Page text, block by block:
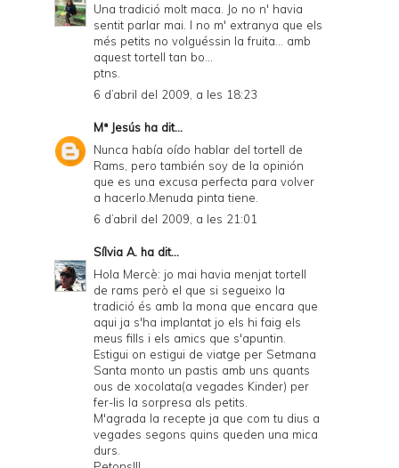
Una tradició molt maca. Jo no n' havia
sentit parlar mai. I no m' extranya que els
més petits no volguéssin la fruita... amb
aquest tortell tan bo...
ptns.
6 d’abril del 2009, a les 18:23
Mª Jesús ha dit...
Nunca había oído hablar del tortell de
Rams, pero también soy de la opinión
que es una excusa perfecta para volver
a hacerlo.Menuda pinta tiene.
6 d’abril del 2009, a les 21:01
Sílvia A. ha dit...
Hola Mercè: jo mai havia menjat tortell
de rams però el que si segueixo la
tradició és amb la mona que encara que
aqui ja s'ha implantat jo els hi faig els
meus fills i els amics que s'apuntin.
Estigui on estigui de viatge per Setmana
Santa monto un pastis amb uns quants
ous de xocolata(a vegades Kinder) per
fer-lis la sorpresa als petits.
M'agrada la recepte ja que com tu dius a
vegades segons quins queden una mica
durs.